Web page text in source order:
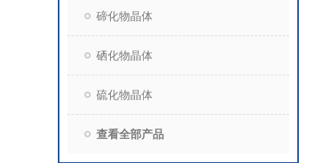
碲化物晶体
硒化物晶体
硫化物晶体
查看全部产品